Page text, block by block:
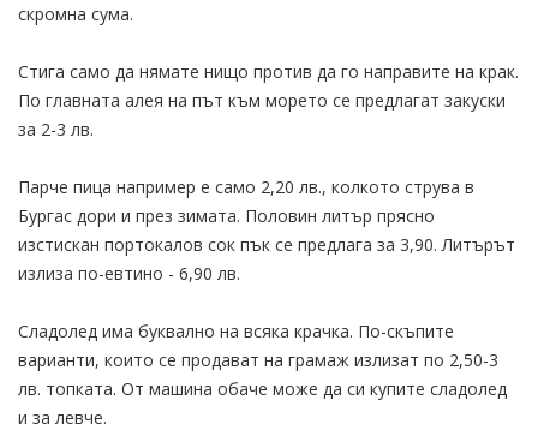
скромна сума.
Стига само да нямате нищо против да го направите на крак.
По главната алея на път към морето се предлагат закуски
за 2-3 лв.
Парче пица например е само 2,20 лв., колкото струва в
Бургас дори и през зимата. Половин литър прясно
изстискан портокалов сок пък се предлага за 3,90. Литърът
излиза по-евтино - 6,90 лв.
Сладолед има буквално на всяка крачка. По-скъпите
варианти, които се продават на грамаж излизат по 2,50-3
лв. топката. От машина обаче може да си купите сладолед
и за левче.